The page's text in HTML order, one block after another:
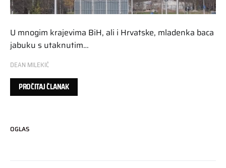
U mnogim krajevima BiH, ali i Hrvatske, mladenka baca
jabuku s utaknutim…
DEAN MILEKIĆ
PROČITAJ ČLANAK
OGLAS